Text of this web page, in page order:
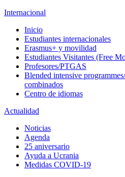
Internacional
Inicio
Estudiantes internacionales
Erasmus+ y movilidad
Estudiantes Visitantes (Free
Profesores/PTGAS
Blended intensive
combinados
Centro de idiomas
Actualidad
Noticias
Agenda
25 aniversario
Ayuda a Ucrania
Medidas COVID-19